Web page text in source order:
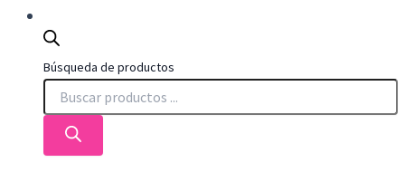
Búsqueda de productos